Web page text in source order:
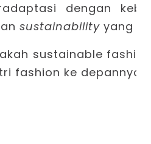
dengan
sustainability yang
sustainable
fashion ke depannya?